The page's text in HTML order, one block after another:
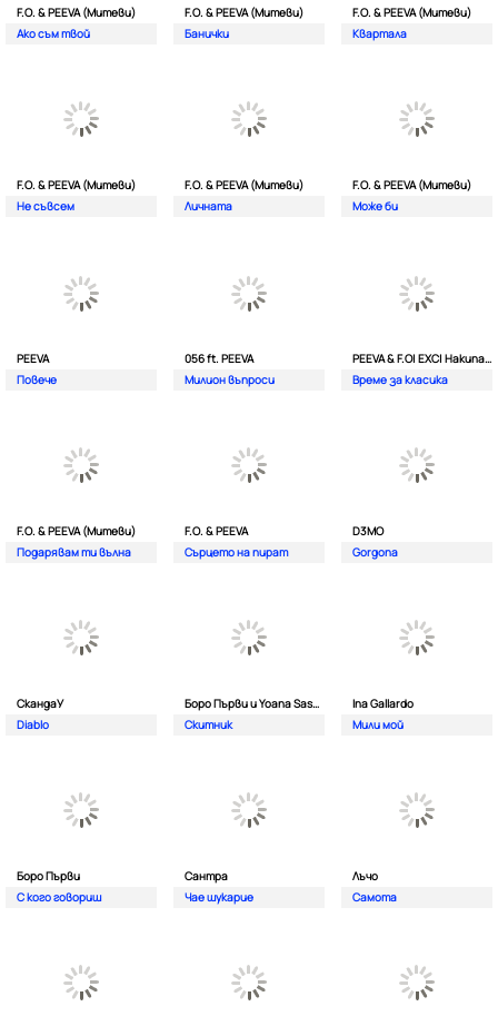
F.O. & PEEVA (Митеви)
Ако съм твой
F.O. & PEEVA (Митеви)
Банички
F.O. & PEEVA (Митеви)
Квартала
F.O. & PEEVA (Митеви)
Не съвсем
F.O. & PEEVA (Митеви)
Личната
F.O. & PEEVA (Митеви)
Мoже би
PEEVA
Повече
056 ft. PEEVA
Милион въпроси
PEEVA & F.O| EXC| Hakunata ft. Tri'o Quatro
Време за класика
F.O. & PEEVA (Митеви)
Подарявам ти вълна
F.O. & PEEVA
Сърцето на пират
D3MO
Gorgona
СкандаУ
Diablo
Боро Първи и Yoana Sashova
Скитник
Ina Gallardo
Мили мой
Боро Първи
С кого говориш
Сантра
Чае шукарие
Лъчо
Самота